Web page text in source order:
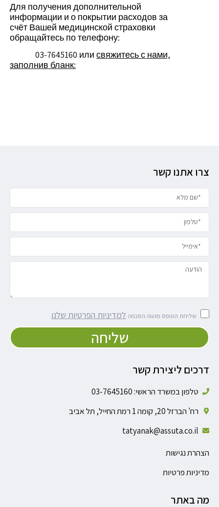
Для получения дополнительной
информации и о покрытии расходов за
счёт Вашей медицинской страховки
обращайтесь по телефону:
03-7645160 или свяжитесь с нами,
заполнив бланк:
צרו אתנו קשר
שליחת הטופס מהווה הסכמה למדיניות הפרטיות שלנו.
שליחה
דרכים ליצירת קשר
טלפון במשרד הראשי: 03-7645160
רח' הברזל 20, קומה 1 רמת החייל, תל אביב
tatyanak@assuta.co.il
הצהרת נגישות
מדיניות פרטיות
מה באתר